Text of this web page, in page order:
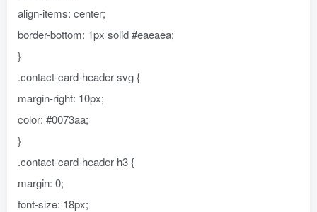
align-items: center;
border-bottom: 1px solid #eaeaea;
}
.contact-card-header svg {
margin-right: 10px;
color: #0073aa;
}
.contact-card-header h3 {
margin: 0;
font-size: 18px;